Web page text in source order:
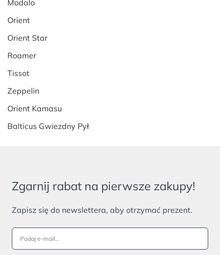
Modalo
Orient
Orient Star
Roamer
Tissot
Zeppelin
Orient Kamasu
Balticus Gwiezdny Pył
Zgarnij rabat na pierwsze zakupy!
Zapisz się do newslettera, aby otrzymać prezent.